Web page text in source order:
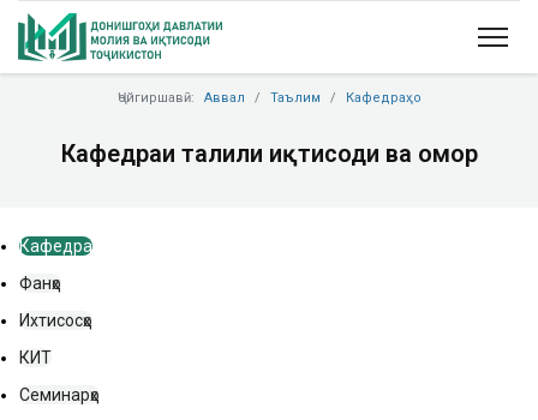
Ҷойгиршавӣ: Аввал Таълим Кафедраҳо
Кафедраи таҳлили иқтисоди ва омор
Кафедра
Фанҳо
Ихтисосҳо
КИТ
Семинарҳо